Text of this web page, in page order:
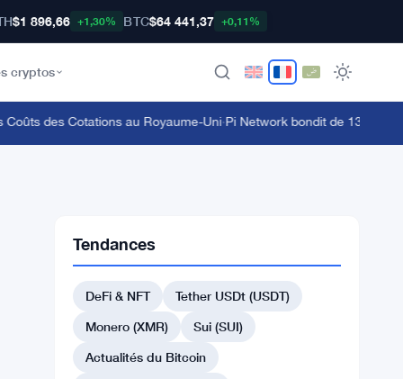
$1 896,66 +1,30% BTC$64 441,37 +0,11%
cryptos
des Cotations au Royaume-Uni·Pi Network bondit de 13,6 %
Tendances
DeFi & NFT
Tether USDt (USDT)
Monero (XMR)
Sui (SUI)
Actualités du Bitcoin